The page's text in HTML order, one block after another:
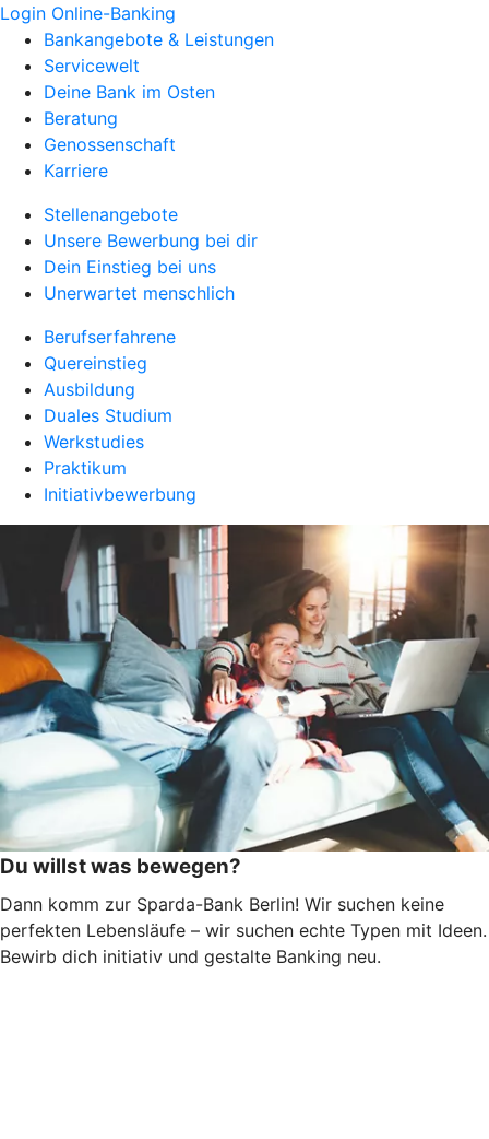
Login Online-Banking
Bankangebote & Leistungen
Servicewelt
Deine Bank im Osten
Beratung
Genossenschaft
Karriere
Stellenangebote
Unsere Bewerbung bei dir
Dein Einstieg bei uns
Unerwartet menschlich
Berufserfahrene
Quereinstieg
Ausbildung
Duales Studium
Werkstudies
Praktikum
Initiativbewerbung
Du willst was bewegen?
Dann komm zur Sparda-Bank Berlin! Wir suchen keine
perfekten Lebensläufe – wir suchen echte Typen mit Ideen.
Bewirb dich initiativ und gestalte Banking neu.